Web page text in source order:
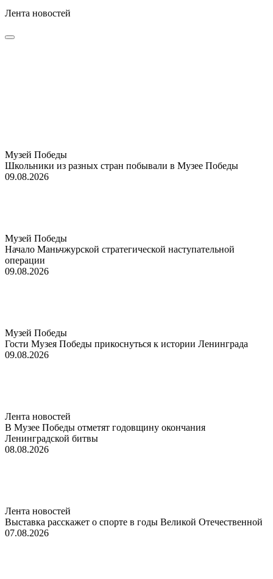
Лента новостей
Музей Победы
Школьники из разных стран побывали в Музее Победы
09.08.2026
Музей Победы
Начало Маньчжурской стратегической наступательной
операции
09.08.2026
Музей Победы
Гости Музея Победы прикоснуться к истории Ленинграда
09.08.2026
Лента новостей
В Музее Победы отметят годовщину окончания
Ленинградской битвы
08.08.2026
Лента новостей
Выставка расскажет о спорте в годы Великой Отечественной
07.08.2026